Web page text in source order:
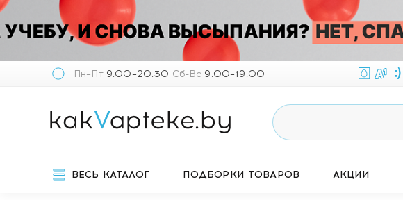
Пн–Пт9:00–20:30 Сб-Вс 9:00–19:00
ВЕСЬ КАТАЛОГ ПОДБОРКИ ТОВАРОВ АКЦИИ